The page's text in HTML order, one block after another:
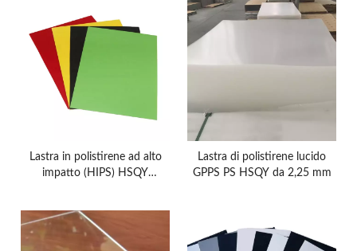
Lastra in polistirene ad alto
impatto (HIPS) HSQY
Lastra di polistirene lucido
GPPS PS HSQY da 2,25 mm